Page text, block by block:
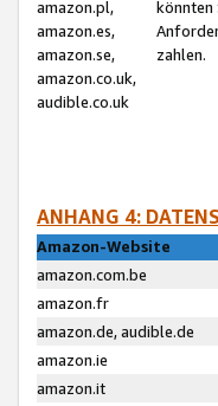
amazon.pl,
amazon.es,
amazon.se,
amazon.co.uk,
audible.co.uk
könnten
zahlen.
ANHANG 4:
Amazon-Website
amazon.com.be
amazon.fr
amazon.de, audible.de
amazon.ie
amazon.it